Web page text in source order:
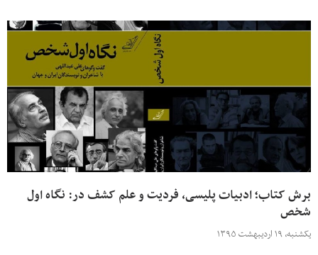
برش کتاب؛ ادبیات پلیسی، فردیت و علم کشف در: نگاه اول
شخص
یکشنبه، ۱۹ اردیبهشت ۱۳۹۵